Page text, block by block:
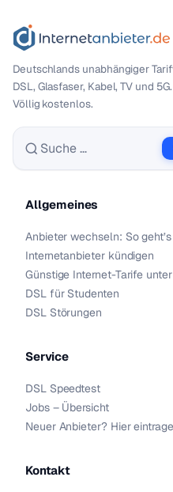
Deutschlands unabhängiger
DSL, Glasfaser, Kabel, TV und 5G.
Völlig kostenlos.
Suche nach:
Allgemeines
Anbieter wechseln: So geht’s
Internetanbieter kündigen
Günstige Internet-Tarife
DSL für Studenten
DSL Störungen
Service
DSL Speedtest
Jobs – Übersicht
Neuer Anbieter? Hier
Kontakt